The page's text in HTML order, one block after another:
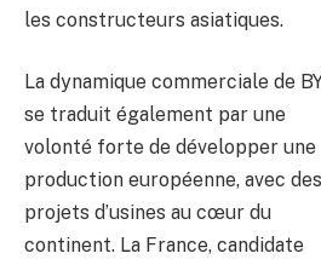
les constructeurs asiatiques.
La dynamique commerciale de
se traduit également par une
volonté forte de développer une
production européenne, avec des
projets d’usines au cœur du
continent. La France, candidate